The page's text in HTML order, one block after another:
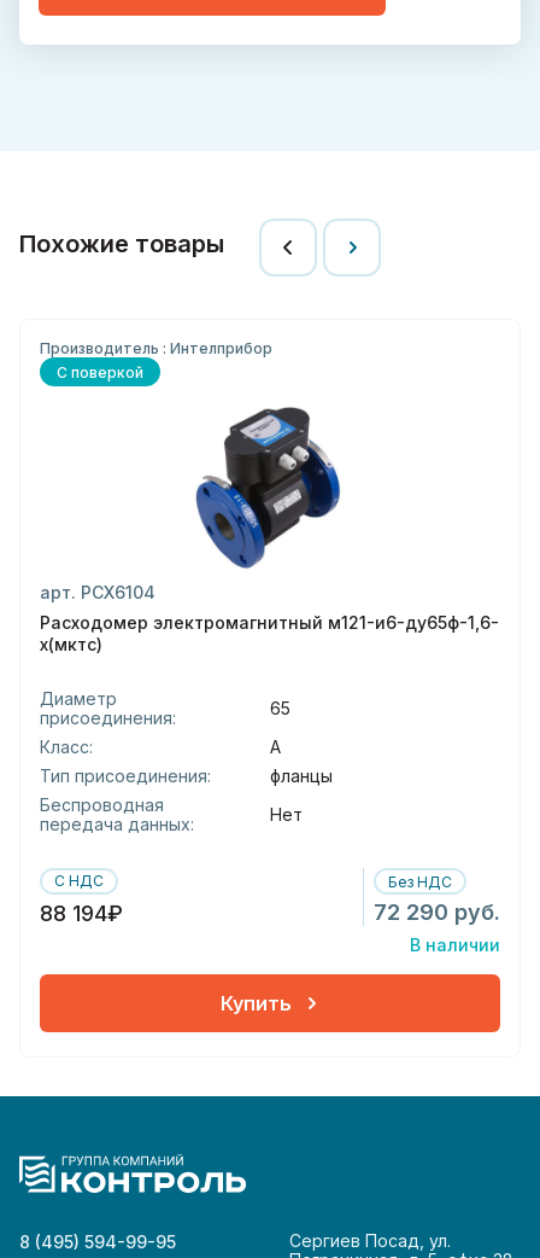
Похожие товары
Производитель : Интелприбор
С поверкой
арт. РСХ6104
Расходомер электромагнитный м121-и6-ду65ф-1,6-
х(мктс)
Диаметр
присоединения:
65
Класс:
А
Тип присоединения:
фланцы
Беспроводная
передача данных:
Нет
С НДС
88 194₽
Без НДС
72 290 руб.
В наличии
Купить
8 (495) 594-99-95
Сергиев Посад, ул.